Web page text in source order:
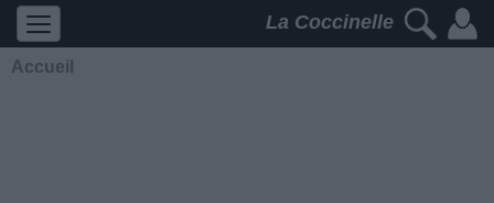
La Coccinelle
Accueil